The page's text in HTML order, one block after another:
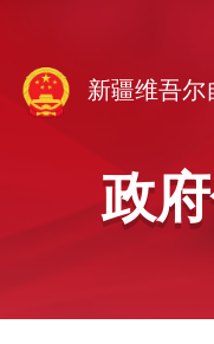
新疆维吾尔
政